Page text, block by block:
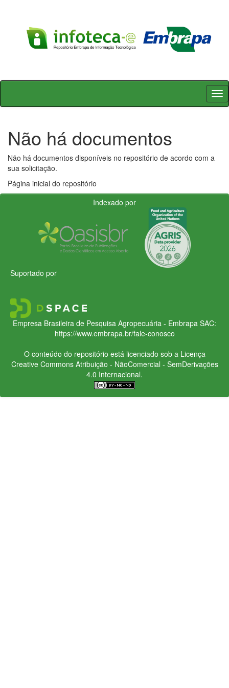
Skip
Não há documentos
Não há documentos disponíveis no repositório de acordo com a
sua solicitação.
Página inicial do repositório
Indexado por
Suportado por
Empresa Brasileira de Pesquisa Agropecuária - Embrapa SAC:
https://www.embrapa.br/fale-conosco
O conteúdo do repositório está licenciado sob a Licença
Creative CommonsAtribuição - NãoComercial - SemDerivações
4.0 Internacional.